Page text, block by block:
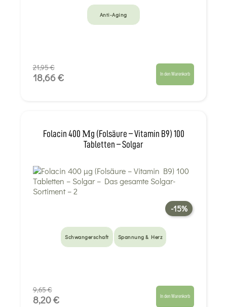
Anti-Aging
21,95 €
18,66 € In den Warenkorb
Folacin 400 Μg (Folsäure – Vitamin B9) 100
Tabletten – Solgar
-15%
Schwangerschaft Spannung & Herz
9,65 €
8,20 € In den Warenkorb